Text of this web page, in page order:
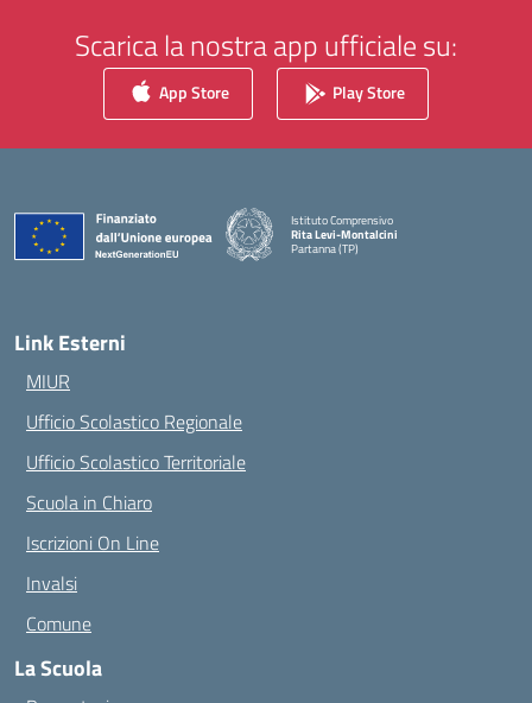
Scarica la nostra app ufficiale su:
App Store Play Store
Istituto Comprensivo
Rita Levi-Montalcini
Partanna (TP)
Link Esterni
MIUR
Ufficio Scolastico Regionale
Ufficio Scolastico Territoriale
Scuola in Chiaro
Iscrizioni On Line
Invalsi
Comune
La Scuola